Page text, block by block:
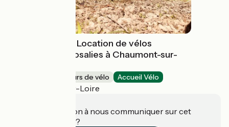
Stations Bee's - Location de vélos
électriques et rosalies à Chaumont-sur-
Loueurs/réparateurs de vélo Accueil Vélo
Chaumont-sur-Loire
Une information à nous communiquer sur cet
établissement ?